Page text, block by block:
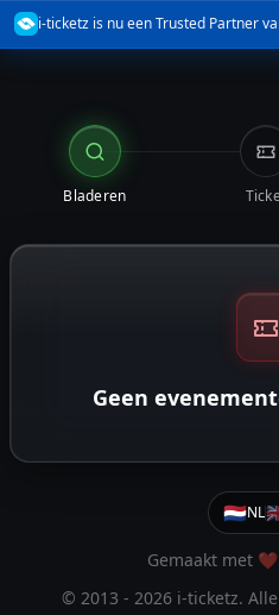
Bladeren
Geen
🇳🇱NL
Gemaakt met
© 2013 - 2026 i-ticketz.